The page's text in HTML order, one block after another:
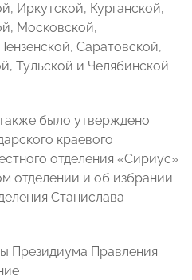
Иркутской, Курганской,
Московской,
Саратовской,
Тульской и Челябинской
было утверждено
краевого
отделения «Сириус»
отделении и об избрании
Станислава
Президиума Правления